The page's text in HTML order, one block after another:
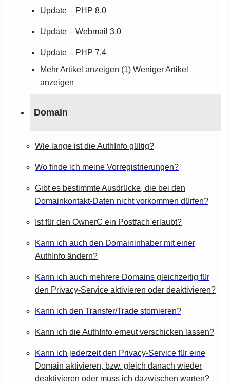
Update – PHP 8.0
Update – Webmail 3.0
Update – PHP 7.4
Mehr Artikel anzeigen (1) Weniger Artikel
anzeigen
Domain
Wie lange ist die AuthInfo gültig?
Wo finde ich meine Vorregistrierungen?
Gibt es bestimmte Ausdrücke, die bei den
Domainkontakt-Daten nicht vorkommen dürfen?
Ist für den OwnerC ein Postfach erlaubt?
Kann ich auch den Domaininhaber mit einer
AuthInfo ändern?
Kann ich auch mehrere Domains gleichzeitig für
den Privacy-Service aktivieren oder deaktivieren?
Kann ich den Transfer/Trade stornieren?
Kann ich die AuthInfo erneut verschicken lassen?
Kann ich jederzeit den Privacy-Service für eine
Domain aktivieren, bzw. gleich danach wieder
deaktivieren oder muss ich dazwischen warten?